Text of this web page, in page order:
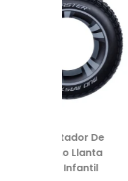
Colores
Pack 2 Pz